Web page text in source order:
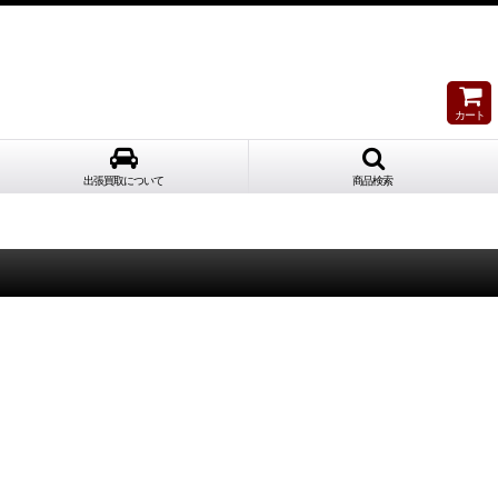
カート
出張買取について 商品検索